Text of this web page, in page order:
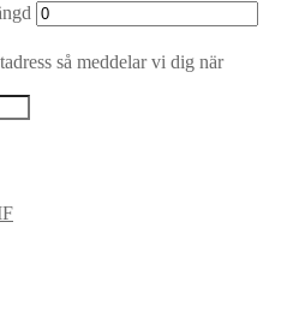
så meddelar vi dig när